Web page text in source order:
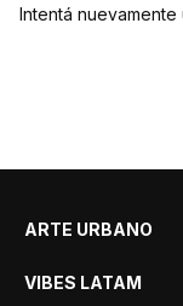
Intentá
ARTE URBANO
VIBES LATAM